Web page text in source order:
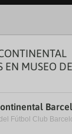
EN MUSEO
Fútbol Club